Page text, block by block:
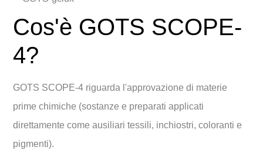
Cos'è GOTS SCOPE-
4?
GOTS SCOPE-4 riguarda l'approvazione di materie
prime chimiche (sostanze e preparati applicati
direttamente come ausiliari tessili, inchiostri, coloranti e
pigmenti).